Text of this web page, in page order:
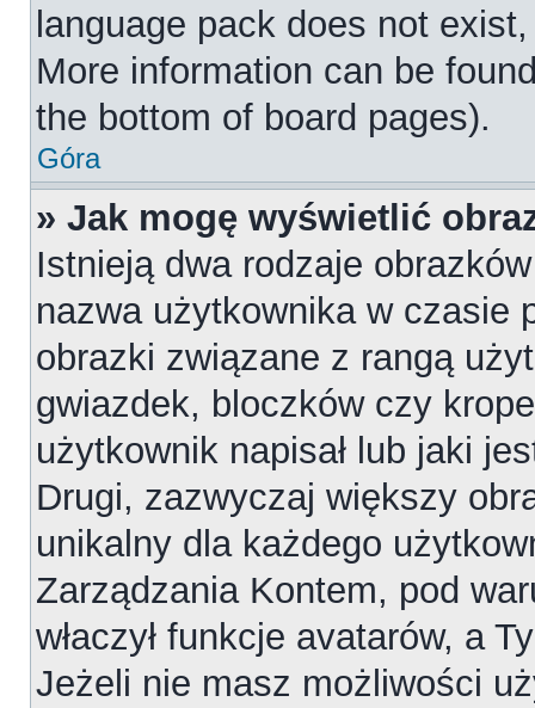
language pack does not
More information can be
the bottom of board pages).
Góra
» Jak mogę wyświetlić
Istnieją dwa rodzaje
nazwa użytkownika w czasie
obrazki związane z rangą
gwiazdek, bloczków czy
użytkownik napisał lub jaki
Drugi, zazwyczaj większy
unikalny dla każdego
Zarządzania Kontem, pod
właczył funkcje avatarów, a
Jeżeli nie masz możliwości